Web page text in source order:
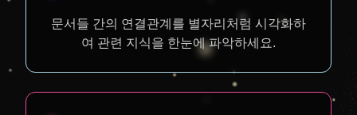
문서들 간의 연결관계를 별자리처럼 시각화하
여 관련 지식을 한눈에 파악하세요.